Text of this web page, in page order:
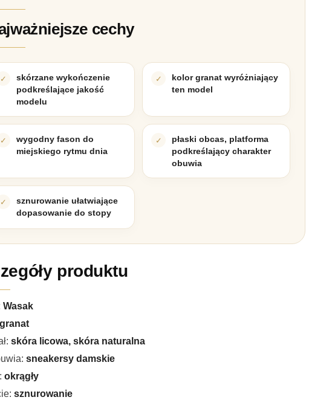
cechy
skórzane wykończenie
podkreślające jakość
modelu
kolor granat wyróżniający
ten model
wygodny fason do
miejskiego rytmu dnia
płaski obcas, platforma
podkreślający charakter
obuwia
sznurowanie ułatwiające
dopasowanie do stopy
produktu
Wasak
granat
skóra licowa, skóra naturalna
sneakersy damskie
okrągły
sznurowanie